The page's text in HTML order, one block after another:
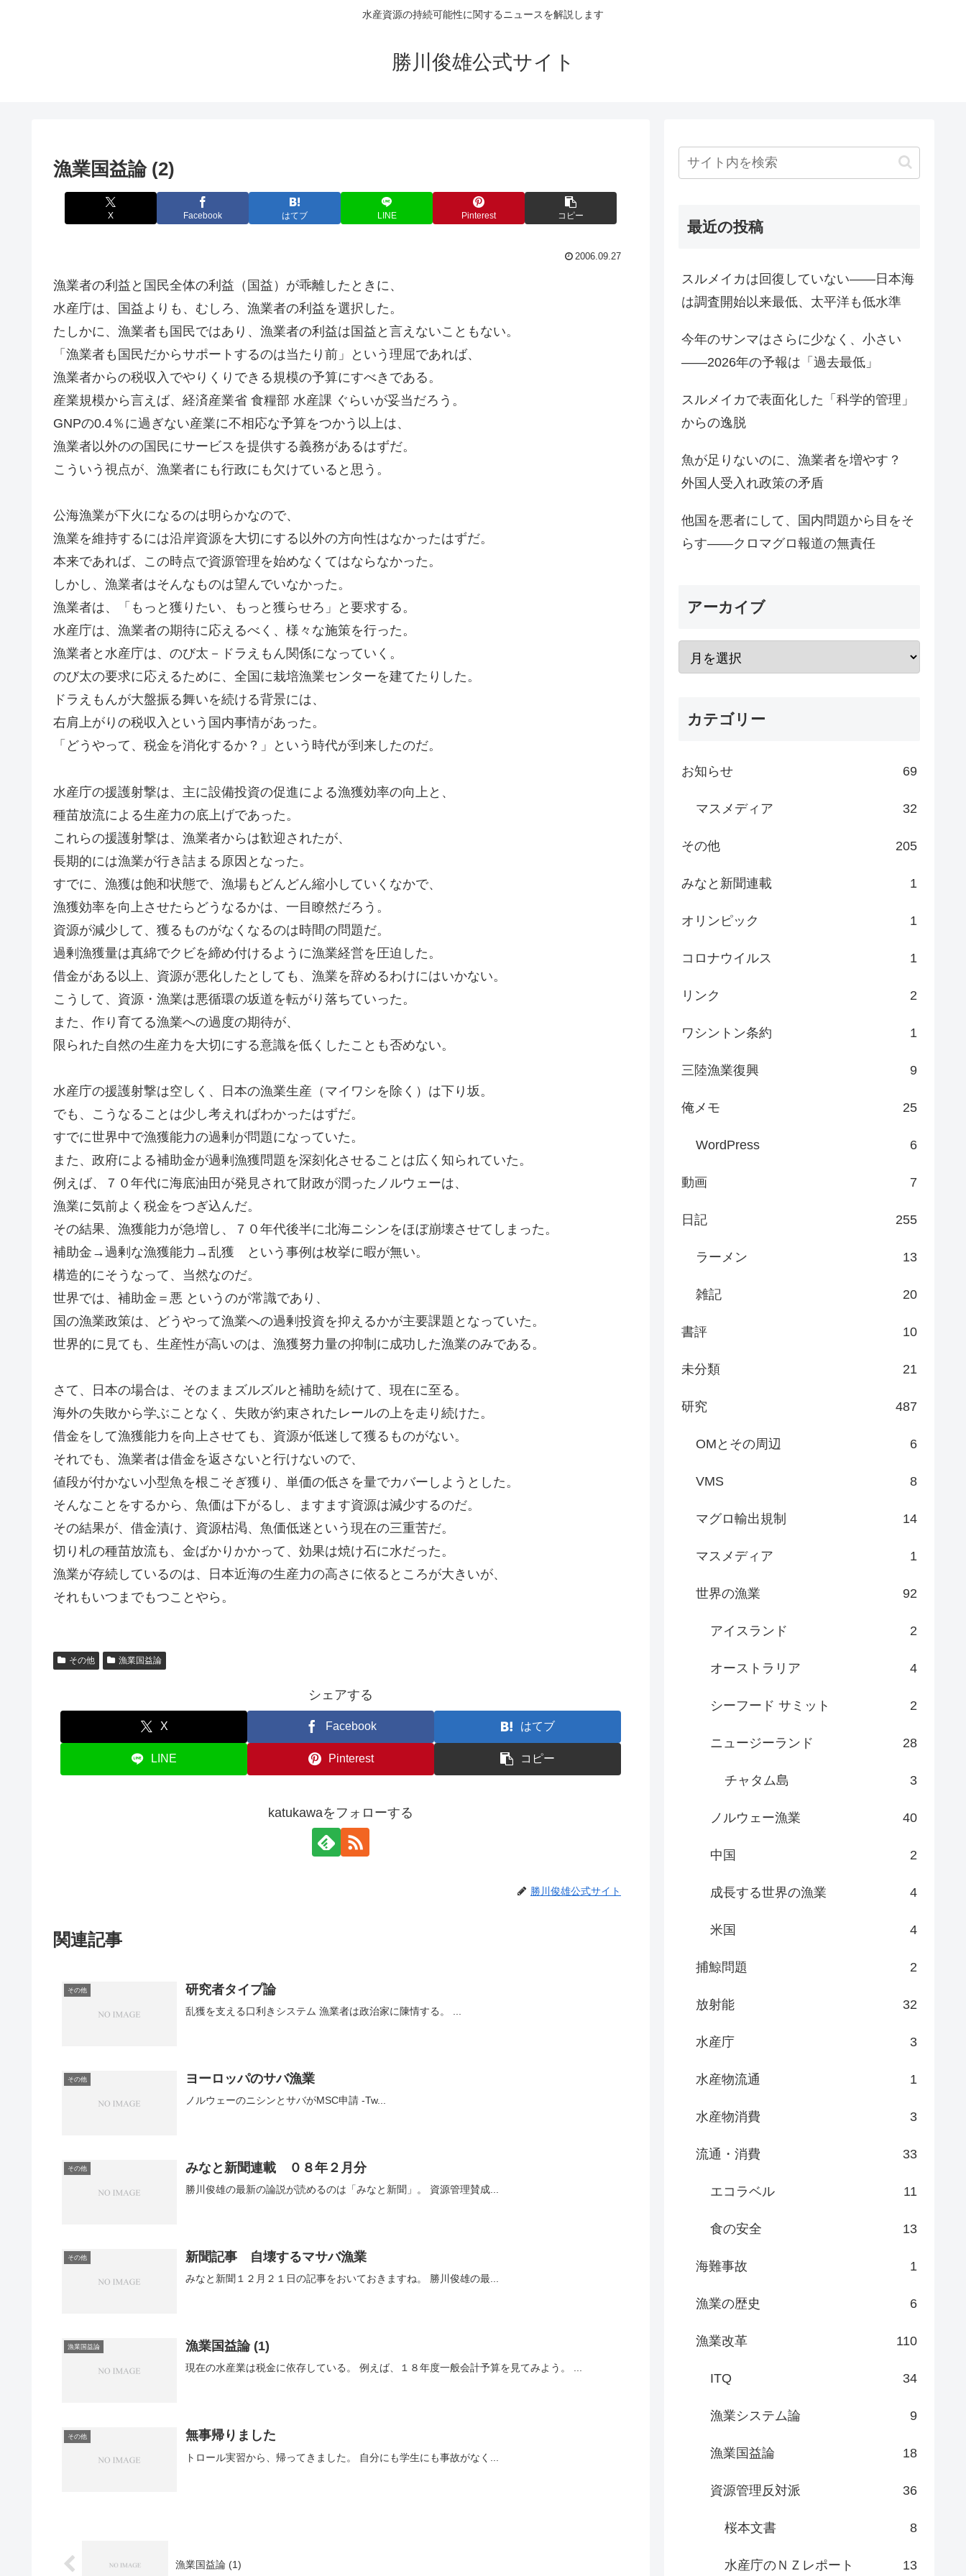
水産資源の持続可能性に関するニュースを解説します
勝川俊雄公式サイト
漁業国益論 (2)
X Facebook はてブ LINE Pinterest コピー
2006.09.27
漁業者の利益と国民全体の利益（国益）が乖離したときに、
水産庁は、国益よりも、むしろ、漁業者の利益を選択した。
たしかに、漁業者も国民ではあり、漁業者の利益は国益と言えないこともない。
「漁業者も国民だからサポートするのは当たり前」という理屈であれば、
漁業者からの税収入でやりくりできる規模の予算にすべきである。
産業規模から言えば、経済産業省 食糧部 水産課 ぐらいが妥当だろう。
GNPの0.4％に過ぎない産業に不相応な予算をつかう以上は、
漁業者以外のの国民にサービスを提供する義務があるはずだ。
こういう視点が、漁業者にも行政にも欠けていると思う。
公海漁業が下火になるのは明らかなので、
漁業を維持するには沿岸資源を大切にする以外の方向性はなかったはずだ。
本来であれば、この時点で資源管理を始めなくてはならなかった。
しかし、漁業者はそんなものは望んでいなかった。
漁業者は、「もっと獲りたい、もっと獲らせろ」と要求する。
水産庁は、漁業者の期待に応えるべく、様々な施策を行った。
漁業者と水産庁は、のび太－ドラえもん関係になっていく。
のび太の要求に応えるために、全国に栽培漁業センターを建てたりした。
ドラえもんが大盤振る舞いを続ける背景には、
右肩上がりの税収入という国内事情があった。
「どうやって、税金を消化するか？」という時代が到来したのだ。
水産庁の援護射撃は、主に設備投資の促進による漁獲効率の向上と、
種苗放流による生産力の底上げであった。
これらの援護射撃は、漁業者からは歓迎されたが、
長期的には漁業が行き詰まる原因となった。
すでに、漁獲は飽和状態で、漁場もどんどん縮小していくなかで、
漁獲効率を向上させたらどうなるかは、一目瞭然だろう。
資源が減少して、獲るものがなくなるのは時間の問題だ。
過剰漁獲量は真綿でクビを締め付けるように漁業経営を圧迫した。
借金がある以上、資源が悪化したとしても、漁業を辞めるわけにはいかない。
こうして、資源・漁業は悪循環の坂道を転がり落ちていった。
また、作り育てる漁業への過度の期待が、
限られた自然の生産力を大切にする意識を低くしたことも否めない。
水産庁の援護射撃は空しく、日本の漁業生産（マイワシを除く）は下り坂。
でも、こうなることは少し考えればわかったはずだ。
すでに世界中で漁獲能力の過剰が問題になっていた。
また、政府による補助金が過剰漁獲問題を深刻化させることは広く知られていた。
例えば、７０年代に海底油田が発見されて財政が潤ったノルウェーは、
漁業に気前よく税金をつぎ込んだ。
その結果、漁獲能力が急増し、７０年代後半に北海ニシンをほぼ崩壊させてしまった。
補助金→過剰な漁獲能力→乱獲 という事例は枚挙に暇が無い。
構造的にそうなって、当然なのだ。
世界では、補助金＝悪 というのが常識であり、
国の漁業政策は、どうやって漁業への過剰投資を抑えるかが主要課題となっていた。
世界的に見ても、生産性が高いのは、漁獲努力量の抑制に成功した漁業のみである。
さて、日本の場合は、そのままズルズルと補助を続けて、現在に至る。
海外の失敗から学ぶことなく、失敗が約束されたレールの上を走り続けた。
借金をして漁獲能力を向上させても、資源が低迷して獲るものがない。
それでも、漁業者は借金を返さないと行けないので、
値段が付かない小型魚を根こそぎ獲り、単価の低さを量でカバーしようとした。
そんなことをするから、魚価は下がるし、ますます資源は減少するのだ。
その結果が、借金漬け、資源枯渇、魚価低迷という現在の三重苦だ。
切り札の種苗放流も、金ばかりかかって、効果は焼け石に水だった。
漁業が存続しているのは、日本近海の生産力の高さに依るところが大きいが、
それもいつまでもつことやら。
その他 漁業国益論
シェアする
X Facebook はてブ
LINE Pinterest コピー
katukawaをフォローする
勝川俊雄公式サイト
関連記事
その他 研究者タイプ論
その他 ヨーロッパのサバ漁業
ノルウェーのニシンとサバがMSC申請 -Tw...
その他 みなと新聞連載 ０８年２月分
勝川俊雄の最新の論説が読めるのは「みなと新聞」。 資源管理賛成...
その他 新聞記事 自壊するマサバ漁業
みなと新聞１２月２１日の記事をおいておきますね。 勝川俊雄の最...
漁業国益論 漁業国益論 (1)
現在の水産業は税金に依存している。 例えば、１８年度一般会計予算を見てみよう。 ...
その他 無事帰りました
トロール実習から、帰ってきました。 自分にも学生にも事故がなく...
漁業国益論 (1)
最近の投稿
スルメイカは回復していない――日本海
は調査開始以来最低、太平洋も低水準
今年のサンマはさらに少なく、小さい
――2026年の予報は「過去最低」
スルメイカで表面化した「科学的管理」
からの逸脱
魚が足りないのに、漁業者を増やす？
外国人受入れ政策の矛盾
他国を悪者にして、国内問題から目をそ
らす――クロマグロ報道の無責任
アーカイブ
カテゴリー
お知らせ 69
マスメディア 32
その他 205
みなと新聞連載 1
オリンピック 1
コロナウイルス 1
リンク 2
ワシントン条約 1
三陸漁業復興 9
俺メモ 25
WordPress 6
動画 7
日記 255
ラーメン 13
雑記 20
書評 10
未分類 21
研究 487
OMとその周辺 6
VMS 8
マグロ輸出規制 14
マスメディア 1
世界の漁業 92
アイスランド 2
オーストラリア 4
シーフード サミット 2
ニュージーランド 28
チャタム島 3
ノルウェー漁業 40
中国 2
成長する世界の漁業 4
米国 4
捕鯨問題 2
放射能 32
水産庁 3
水産物流通 1
水産物消費 3
流通・消費 33
エコラベル 11
食の安全 13
海難事故 1
漁業の歴史 6
漁業改革 110
ITQ 34
漁業システム論 9
漁業国益論 18
資源管理反対派 36
桜本文書 8
水産庁のＮＺレポート 13